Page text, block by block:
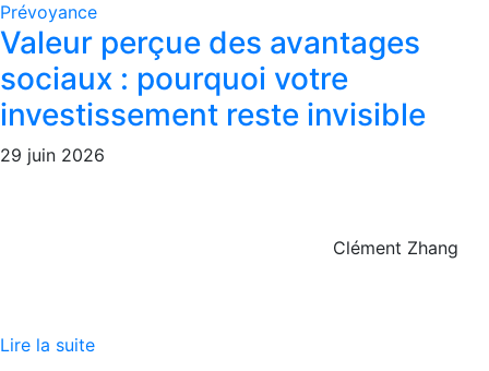
Prévoyance
Valeur perçue des avantages
sociaux : pourquoi votre
investissement reste invisible
29 juin 2026
Clément Zhang
Lire la suite